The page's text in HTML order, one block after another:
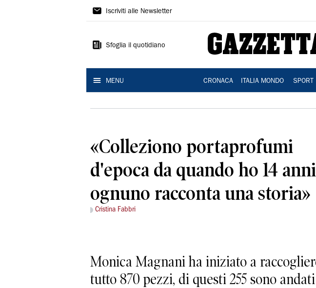
Gazzetta
Reggio
Iscriviti alle Newsletter
Sfoglia il quotidiano
MENU CRONACA ITALIA MONDO SPORT
«Colleziono portaprofumi
d'epoca da quando ho 14
ognuno racconta una storia»
Cristina Fabbri
Monica Magnani ha iniziato a
tutto 870 pezzi, di questi 255 sono